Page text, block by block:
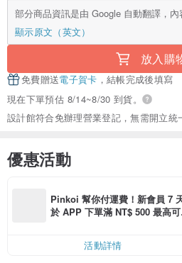
部分商品資訊是由 Google 自動翻譯，內
顯示原文（英文）
放入購
免費贈送電子賀卡 ，結帳完成後填寫
現在下單預估 8/14~8/30 到貨。
設計館符合免辦理營業登記，無需開立統
優惠活動
Pinkoi 幫你付運費！新會員 7
於 APP 下單滿 NT$ 500 最高
活動詳情